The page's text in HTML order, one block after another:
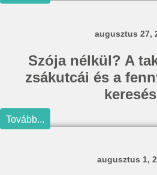
augusztus 27,
Szója nélkül? A
zsákutcái és a
Tovább...
augusztus 1,